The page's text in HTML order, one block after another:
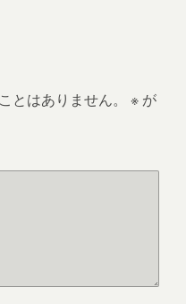
とはありません。 ※ が